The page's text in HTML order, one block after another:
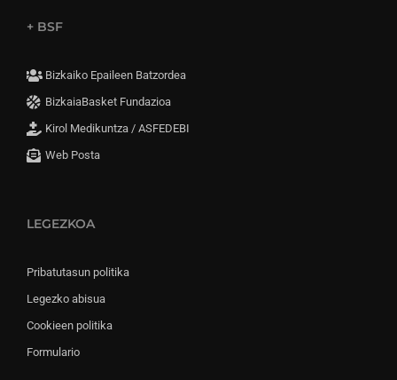
+ BSF
Bizkaiko Epaileen Batzordea
BizkaiaBasket Fundazioa
Kirol Medikuntza / ASFEDEBI
Web Posta
LEGEZKOA
Pribatutasun politika
Legezko abisua
Cookieen politika
Formulario